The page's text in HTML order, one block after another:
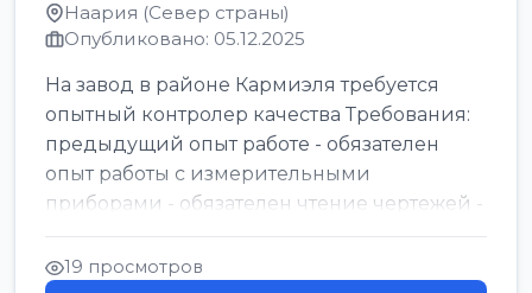
Наария (Север страны)
Опубликовано: 05.12.2025
На завод в районе Кармиэля требуется
опытный контролер качества Требования:
предыдущий опыт работе - обязателен
опыт работы с измерительными
приборами - обязателен чтение чертежей -
обязательно иврит ...
19 просмотров